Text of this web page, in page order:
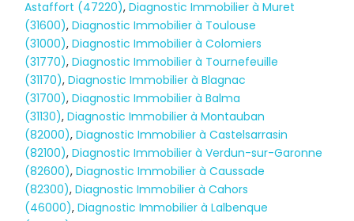
Astaffort (47220),Diagnostic Immobilier à Muret
(31600),Diagnostic Immobilier à Toulouse
(31000),Diagnostic Immobilier à Colomiers
(31770),Diagnostic Immobilier à Tournefeuille
(31170),Diagnostic Immobilier à Blagnac
(31700),Diagnostic Immobilier à Balma
(31130),Diagnostic Immobilier à Montauban
(82000),Diagnostic Immobilier à Castelsarrasin
(82100),Diagnostic Immobilier à Verdun-sur-Garonne
(82600),Diagnostic Immobilier à Caussade
(82300),Diagnostic Immobilier à Cahors
(46000),Diagnostic Immobilier à Lalbenque